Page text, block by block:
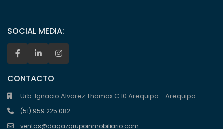
SOCIAL MEDIA:
CONTACTO
Urb. Ignacio Alvarez Thomas C 10 Arequipa - Arequipa
(51) 959 225 082
ventas@dagazgrupoinmobiliario.com